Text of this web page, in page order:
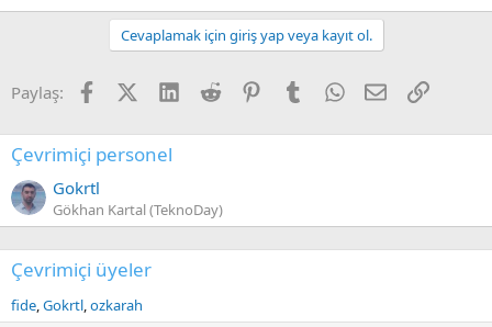
Cevaplamak için giriş yap veya kayıt ol.
Paylaş: FacebookX (Twitter)
LinkedIn
Reddit PinterestTumblrWhatsApp
E-postaLink
Çevrimiçi personel
Gokrtl
Gökhan Kartal (TeknoDay)
Çevrimiçi üyeler
fide Gokrtl ozkarah